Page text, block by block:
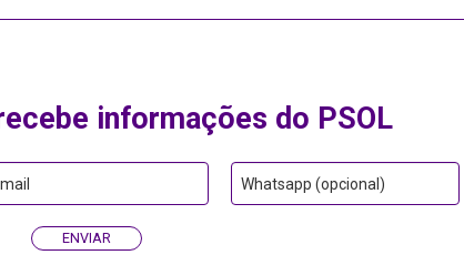
informações do PSOL
Whatsapp (opcional)
ENVIAR